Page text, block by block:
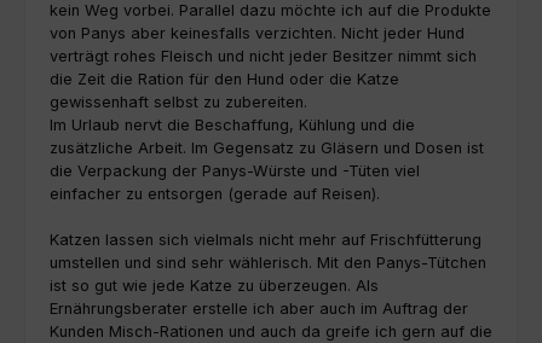
kein Weg vorbei. Parallel dazu möchte ich auf die Produkte
von Panys aber keinesfalls verzichten. Nicht jeder Hund
verträgt rohes Fleisch und nicht jeder Besitzer nimmt sich
die Zeit die Ration für den Hund oder die Katze
gewissenhaft selbst zu zubereiten.
Im Urlaub nervt die Beschaffung, Kühlung und die
zusätzliche Arbeit. Im Gegensatz zu Gläsern und Dosen ist
die Verpackung der Panys-Würste und -Tüten viel
einfacher zu entsorgen (gerade auf Reisen).
Katzen lassen sich vielmals nicht mehr auf Frischfütterung
umstellen und sind sehr wählerisch. Mit den Panys-Tütchen
ist so gut wie jede Katze zu überzeugen. Als
Ernährungsberater erstelle ich aber auch im Auftrag der
Kunden Misch-Rationen und auch da greife ich gern auf die